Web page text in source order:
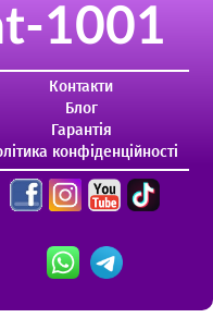
1001
Контакти
Блог
Гарантія
конфіденційності